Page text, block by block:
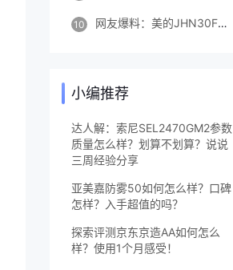
10 网友爆料：美的JHN30F怎么样？质量如何？
小编推荐
达人解：索尼SEL2470GM2参数
质量怎么样？划算不划算？说说
三周经验分享
亚美嘉防雾50如何怎么样？口碑
怎样？入手超值的吗？
探索评测京东京造AA如何怎么
样？使用1个月感受！